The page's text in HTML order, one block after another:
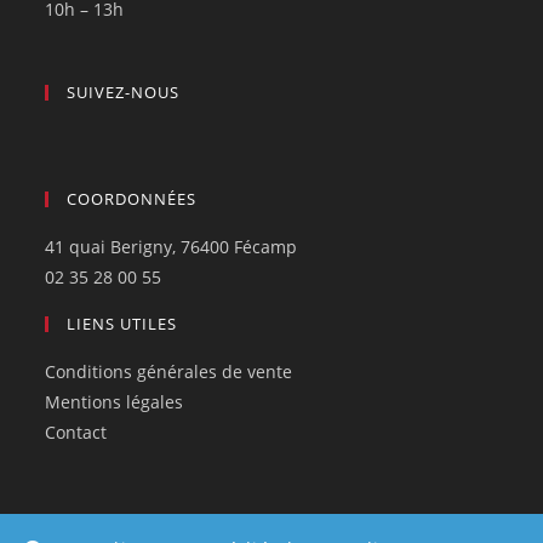
10h – 13h
SUIVEZ-NOUS
COORDONNÉES
41 quai Berigny, 76400 Fécamp
02 35 28 00 55
LIENS UTILES
Conditions générales de vente
Mentions légales
Contact